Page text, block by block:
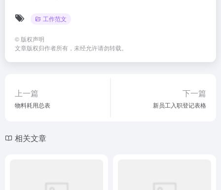
工作范文
© 版权声明
文章版权归作者所有，未经允许请勿转载。
上一篇
物料耗用总表
下一篇
新员工入职登记表格
相关文章